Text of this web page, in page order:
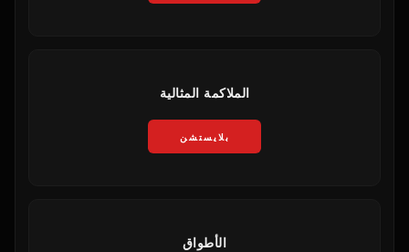
الملاكمة المثالية
بلايستشن
الأطواق